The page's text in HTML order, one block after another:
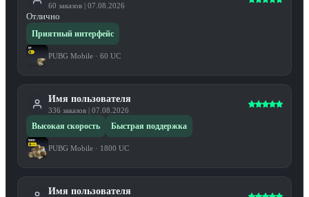
60 заказов | 07.08.2026
Отлично
Приятный интерфейс
PUBG Mobile · 60 UC
Имя пользователя
336 заказов | 07.08.2026
Высокая скорость Быстрая поддержка
PUBG Mobile · 1800 UC
Имя пользователя